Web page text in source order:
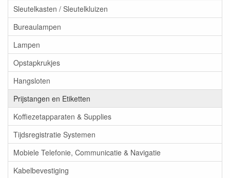
Sleutelkasten / Sleutelkluizen
Bureaulampen
Lampen
Opstapkrukjes
Hangsloten
Prijstangen en Etiketten
Koffiezetapparaten & Supplies
Tijdsregistratie Systemen
Mobiele Telefonie, Communicatie & Navigatie
Kabelbevestiging